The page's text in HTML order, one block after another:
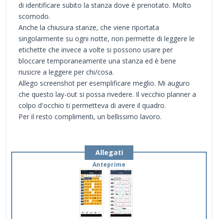
di identificare subito la stanza dove è prenotato. Molto
scomodo.
Anche la chiusura stanze, che viene riportata
singolarmente su ogni notte, non permette di leggere le
etichette che invece a volte si possono usare per
bloccare temporaneamente una stanza ed è bene
riusicre a leggere per chi/cosa.
Allego screenshot per esemplificare meglio. Mi auguro
che questo lay-out si possa rivedere. Il vecchio planner a
colpo d'occhio ti permetteva di avere il quadro.
Per il resto complimenti, un bellissimo lavoro.
Allegati
Anteprime